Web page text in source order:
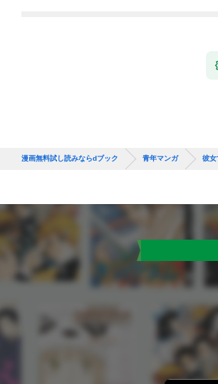
漫画無料試し読みならdブック 青年マンガ 彼女